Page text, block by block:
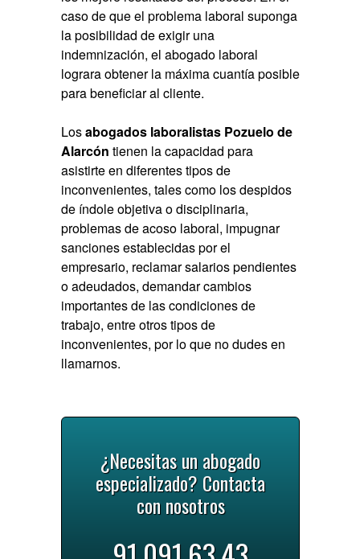
caso de que el problema laboral suponga
la posibilidad de exigir una
indemnización, elabogado laboral
lograra obtener la máxima cuantía posible
para beneficiar al cliente.
Losabogados laboralistas Pozuelo de
Alarcón tienen la capacidad para
asistirte en diferentes tipos de
inconvenientes, tales como los despidos
de índole objetiva o disciplinaria,
problemas de acoso laboral, impugnar
sanciones establecidas por el
empresario, reclamar salarios pendientes
o adeudados, demandar cambios
importantes de las condiciones de
trabajo, entre otros tipos de
inconvenientes, por lo que no dudes en
llamarnos.
¿Necesitas un abogado
especializado? Contacta
con nosotros